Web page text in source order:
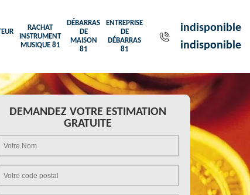
RACHAT
INSTRUMENT
MUSIQUE 81
DÉBARRAS
DE
MAISON
81
ENTREPRISE
DE
DÉBARRAS
81
indisponible
indisponible
DEMANDEZ VOTRE ESTIMATION
GRATUITE